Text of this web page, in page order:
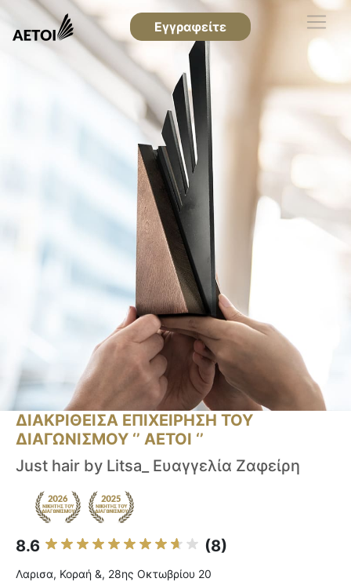
Εγγραφείτε
ΔΙΑΚΡΙΘΕΙΣΑ ΕΠΙΧΕΙΡΗΣΗ ΤΟΥ
ΔΙΑΓΩΝΙΣΜΟΥ ‘’ ΑΕΤΟΙ ‘’
Just hair by Litsa_ Ευαγγελία Ζαφείρη
8.6 (8)
Λαρισα, Κοραή &, 28ης Οκτωβρίου 20